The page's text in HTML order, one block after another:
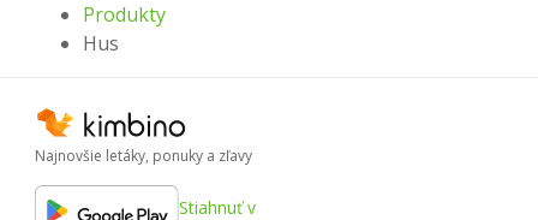
Produkty
Hus
Najnovšie letáky, ponuky a zľavy
Stiahnuť v